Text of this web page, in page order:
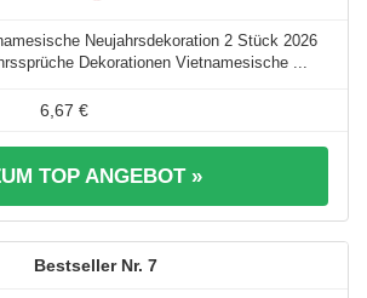
Neujahrsdekoration 2 Stück 2026
Dekorationen Vietnamesische ...
6,67 €
TOP ANGEBOT »
7